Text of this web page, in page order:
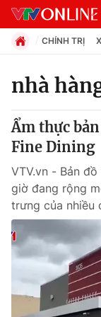
Chuyên mục
Chính trị
Xã hội
Pháp luật
Thế giới
CHÍNH TRỊ
nhà
Ẩm thực
Fine Dining
VTV.vn - Bản
giờ đang rộng
trưng của nhiều